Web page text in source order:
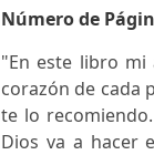
Número de
"En este libro mi
corazón de cada
te lo
Dios va a hacer